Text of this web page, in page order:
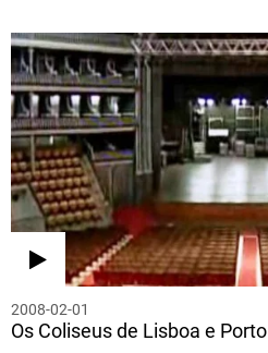
2008-02-01
Os Coliseus de Lisboa e Porto